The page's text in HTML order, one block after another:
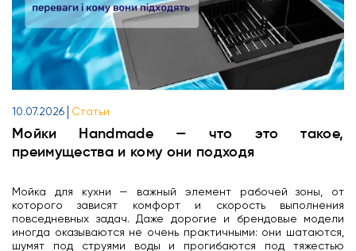
10.07.2026 Статьи
Мойки Handmade — что это такое,
преимущества и кому они подходя
Мойка для кухни — важный элемент рабочей зоны, от
которого зависят комфорт и скорость выполнения
повседневных задач. Даже дорогие и брендовые модели
иногда оказываются не очень практичными: они шатаются,
шумят под струями воды и прогибаются под тяжестью